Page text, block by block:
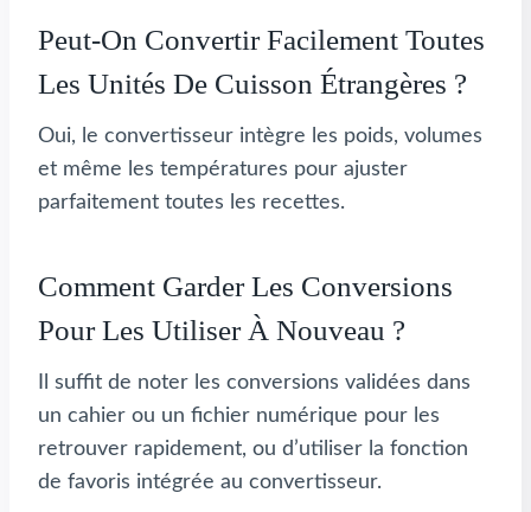
Peut-On Convertir Facilement Toutes
Les Unités De Cuisson Étrangères ?
Oui, le convertisseur intègre les poids, volumes
et même les températures pour ajuster
parfaitement toutes les recettes.
Comment Garder Les Conversions
Pour Les Utiliser À Nouveau ?
Il suffit de noter les conversions validées dans
un cahier ou un fichier numérique pour les
retrouver rapidement, ou d’utiliser la fonction
de favoris intégrée au convertisseur.